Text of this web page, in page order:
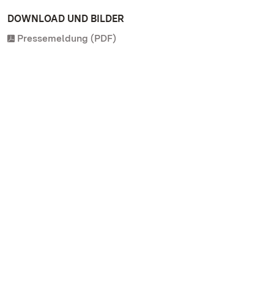
DOWNLOAD UND BILDER
Pressemeldung (PDF)